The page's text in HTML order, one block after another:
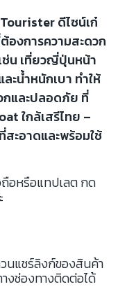
ดีไซน์เก๋
องการความสะดวก
ช่น เที่ยวญี่ปุ่นหน้า
ะน้ำหนักเบา ทำให้
กและปลอดภัย ที่
ใกล้เสรีไทย –
สะอาดและพร้อมใช้
อหรือแทปเลต กด
นแชร์ลิงก์ของสินค้า
งช่องทางติดต่อได้